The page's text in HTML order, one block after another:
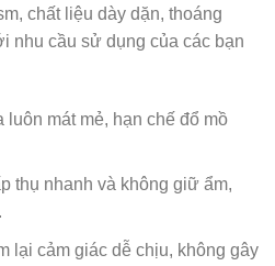
chất liệu dày dặn, thoáng
nhu cầu sử dụng của các bạn
luôn mát mẻ, hạn chế đổ mồ
thụ nhanh và không giữ ẩm,
lại cảm giác dễ chịu, không gây